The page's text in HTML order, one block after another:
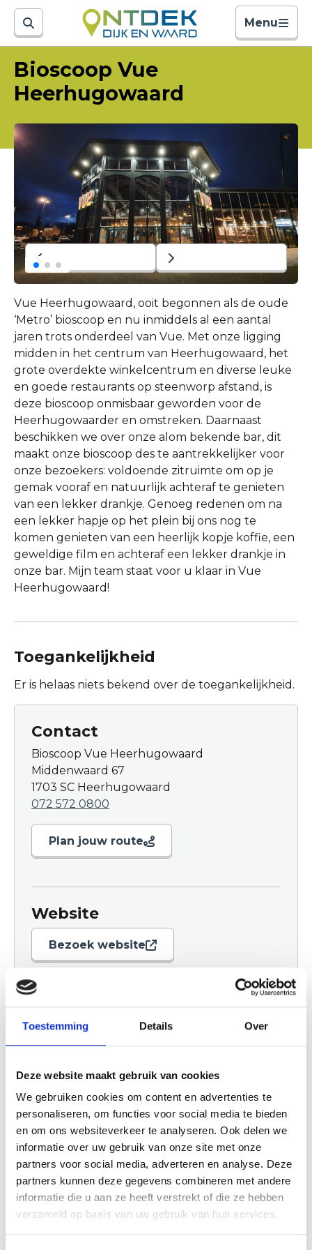
Toestemming Details Over
Deze website maakt gebruik van cookies
We gebruiken cookies om content en advertenties te
personaliseren, om functies voor social media te bieden
en om ons websiteverkeer te analyseren. Ook delen we
informatie over uw gebruik van onze site met onze
partners voor social media, adverteren en analyse. Deze
partners kunnen deze gegevens combineren met andere
informatie die u aan ze heeft verstrekt of die ze hebben
verzameld op basis van uw gebruik van hun services.
Menu
Bioscoop Vue
Heerhugowaard
Vue Heerhugowaard, ooit begonnen als de oude
‘Metro’ bioscoop en nu inmiddels al een aantal
jaren trots onderdeel van Vue. Met onze ligging
midden in het centrum van Heerhugowaard, het
grote overdekte winkelcentrum en diverse leuke
en goede restaurants op steenworp afstand, is
deze bioscoop onmisbaar geworden voor de
Heerhugowaarder en omstreken. Daarnaast
beschikken we over onze alom bekende bar, dit
maakt onze bioscoop des te aantrekkelijker voor
onze bezoekers: voldoende zitruimte om op je
gemak vooraf en natuurlijk achteraf te genieten
van een lekker drankje. Genoeg redenen om na
een lekker hapje op het plein bij ons nog te
komen genieten van een heerlijk kopje koffie, een
geweldige film en achteraf een lekker drankje in
onze bar. Mijn team staat voor u klaar in Vue
Heerhugowaard!
Toegankelijkheid
Er is helaas niets bekend over de toegankelijkheid.
Contact
Bioscoop Vue Heerhugowaard
Middenwaard 67
1703 SC Heerhugowaard
072 572 0800
Plan jouw route
Website
Bezoek website
Aankomende
evenementen
De Film van Rutger,
Thomas & Paco 2
Vaiana
In Vaiana,